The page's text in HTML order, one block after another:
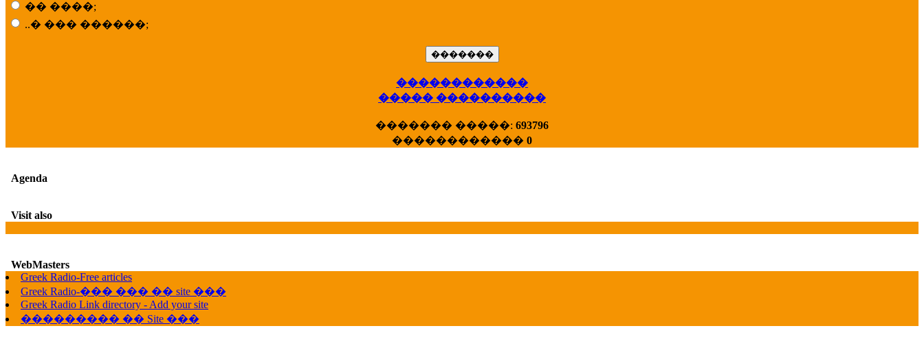
X�����
����� HotStat
...
�� ����;
..� ��� ������;
������������
����� ����������
������� �����: 693796
������������ 0
Agenda
Visit also
WebMasters
Greek Radio-Free articles
Greek Radio-��� ��� �� site ���
Greek Radio Link directory - Add your site
��������� �� Site ���